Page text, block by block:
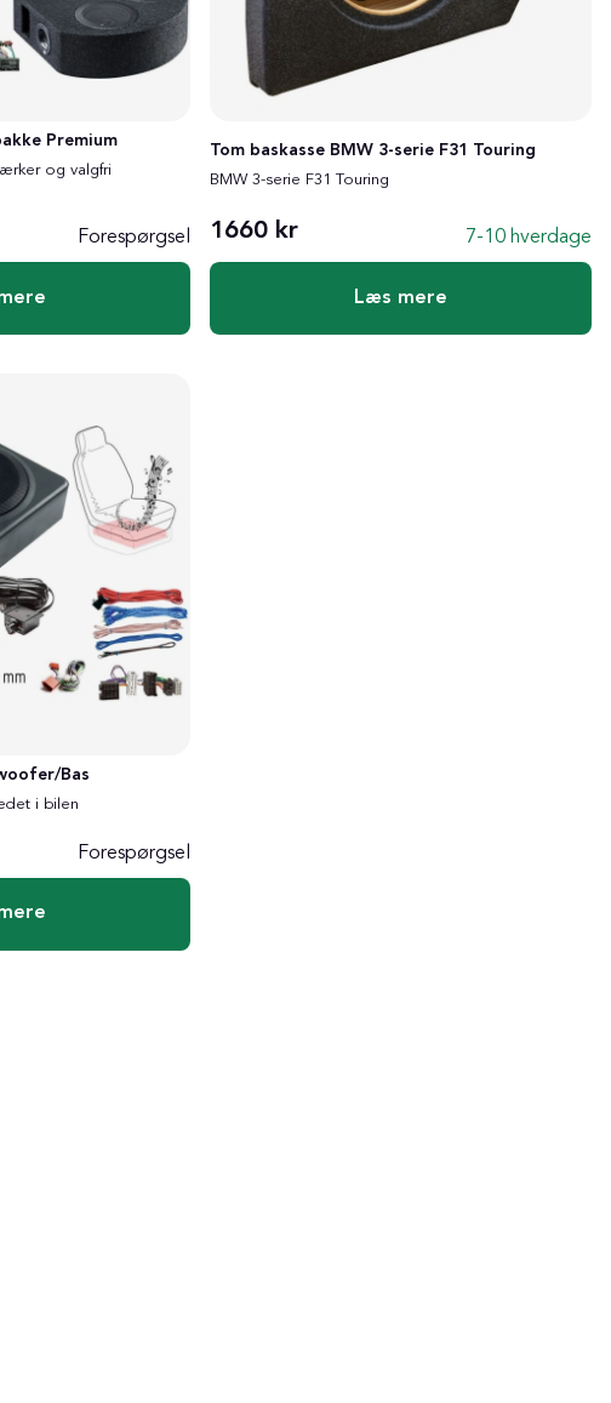
Premium
og valgfri
Forespørgsel
Tom baskasse BMW 3-serie F31 Touring
BMW 3-serie F31 Touring
1660 kr 7-10 hverdage
Læs mere
Bas
i bilen
Forespørgsel